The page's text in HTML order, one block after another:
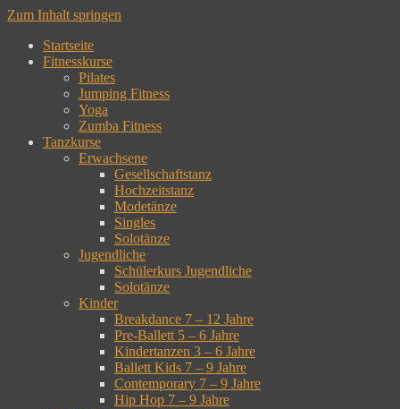
Zum Inhalt springen
Startseite
Fitnesskurse
Pilates
Jumping Fitness
Yoga
Zumba Fitness
Tanzkurse
Erwachsene
Gesellschaftstanz
Hochzeitstanz
Modetänze
Singles
Solotänze
Jugendliche
Schülerkurs Jugendliche
Solotänze
Kinder
Breakdance 7 – 12 Jahre
Pre-Ballett 5 – 6 Jahre
Kindertanzen 3 – 6 Jahre
Ballett Kids 7 – 9 Jahre
Contemporary 7 – 9 Jahre
Hip Hop 7 – 9 Jahre